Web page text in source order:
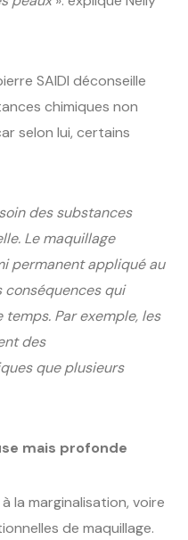
SAIDI déconseille
chimiques non
selon lui, certains
des substances
Le maquillage
permanent appliqué au
conséquences qui
Par exemple, les
des
que plusieurs
mais profonde
la marginalisation, voire
de maquillage.